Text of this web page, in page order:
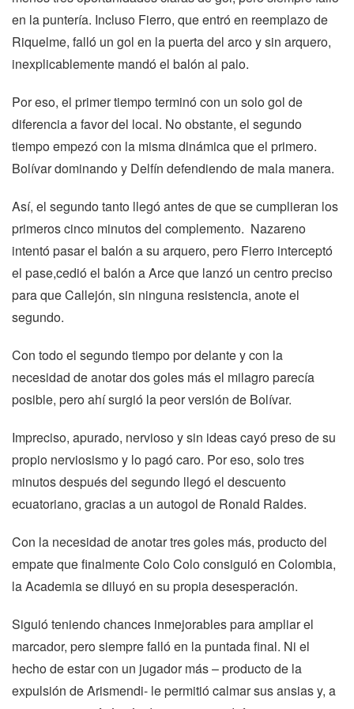
en la puntería. Incluso Fierro, que entró en reemplazo de
Riquelme, falló un gol en la puerta del arco y sin arquero,
inexplicablemente mandó el balón al palo.
Por eso, el primer tiempo terminó con un solo gol de
diferencia a favor del local. No obstante, el segundo
tiempo empezó con la misma dinámica que el primero.
Bolívar dominando y Delfín defendiendo de mala manera.
Así, el segundo tanto llegó antes de que se cumplieran los
primeros cinco minutos del complemento. Nazareno
intentó pasar el balón a su arquero, pero Fierro interceptó
el pase,cedió el balón a Arce que lanzó un centro preciso
para que Callejón, sin ninguna resistencia, anote el
segundo.
Con todo el segundo tiempo por delante y con la
necesidad de anotar dos goles más el milagro parecía
posible, pero ahí surgió la peor versión de Bolívar.
Impreciso, apurado, nervioso y sin ideas cayó preso de su
propio nerviosismo y lo pagó caro. Por eso, solo tres
minutos después del segundo llegó el descuento
ecuatoriano, gracias a un autogol de Ronald Raldes.
Con la necesidad de anotar tres goles más, producto del
empate que finalmente Colo Colo consiguió en Colombia,
la Academia se diluyó en su propia desesperación.
Siguió teniendo chances inmejorables para ampliar el
marcador, pero siempre falló en la puntada final. Ni el
hecho de estar con un jugador más – producto de la
expulsión de Arismendi- le permitió calmar sus ansias y, a